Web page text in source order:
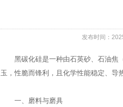
发布时间：
黑碳化硅是一种由石英砂、石油焦（
玉，性脆而锋利，且化学性能稳定、导
一、磨料与磨具